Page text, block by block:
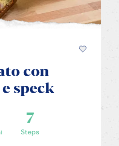
con
speck
7
Steps